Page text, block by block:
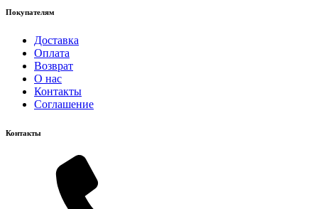
Покупателям
Доставка
Оплата
Возврат
О нас
Контакты
Соглашение
Контакты